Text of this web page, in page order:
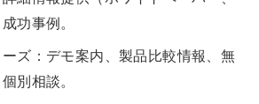
功事例。
ズ：デモ案内、製品比較情報、無
別相談。